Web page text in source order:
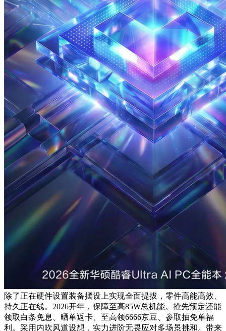
除了正在硬件设置装备摆设上实现全面提拔，零件高能高效、
持久正在线。2026开年，保障至高85W总机能。抢先预定还能
领取白条免息、晒单返卡、至高领6666京豆、参取抽免单福
利。采用内吹风道设想，实力进阶无畏应对多场景挑和。带来